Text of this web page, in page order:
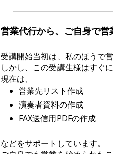
営業代行から、ご自身で営
受講開始当初は、私のほうで
しかし、この受講生様はすぐ
現在は、
営業先リスト作成
演奏者資料の作成
FAX送信用PDFの作成
などをサポートしています。